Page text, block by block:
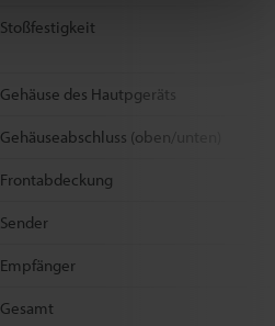
Stoßfestigkeit
Gehäuse des Hautpgeräts
Gehäuseabschluss (oben/unten)
Frontabdeckung
Sender
Empfänger
Gesamt